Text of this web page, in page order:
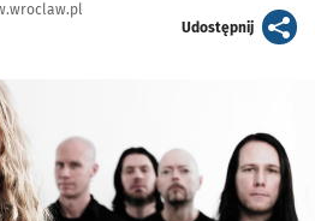
Udostępnijartykuł